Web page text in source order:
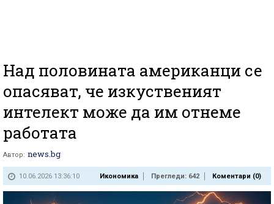
Над половината американци се
опасяват, че изкуственият
интелект може да им отнеме
работата
Автор: news.bg
10.06.2026 13:36:10 Икономика Прегледи: 642 Коментари (0)